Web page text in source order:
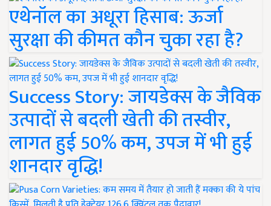
एथेनॉल का अधूरा हिसाब: ऊर्जा
सुरक्षा की कीमत कौन चुका रहा है?
Success Story: जायडेक्स के जैविक
उत्पादों से बदली खेती की तस्वीर,
लागत हुई 50% कम, उपज में भी हुई
शानदार वृद्धि!